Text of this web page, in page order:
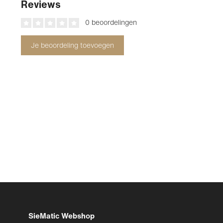
Reviews
0 beoordelingen
Je beoordeling toevoegen
SieMatic Webshop